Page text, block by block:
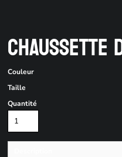
CHAUSSETTE
Couleur
Taille
Quantité